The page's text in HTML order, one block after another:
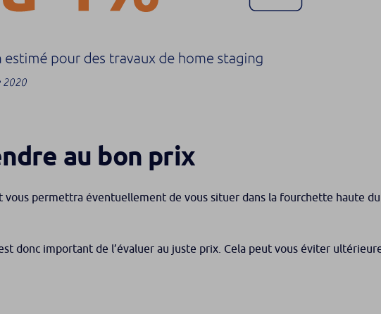
au bon prix
vous permettra éventuellement de vous situer dans la fourchette haute
donc important de l’évaluer au juste prix. Cela peut vous éviter